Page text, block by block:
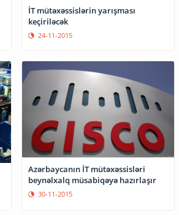
İT mütəxəssislərin yarışması
keçiriləcək
24-11-2015
Azərbaycanın İT mütəxəssisləri
beynəlxalq müsabiqəyə hazırlaşır
30-11-2015